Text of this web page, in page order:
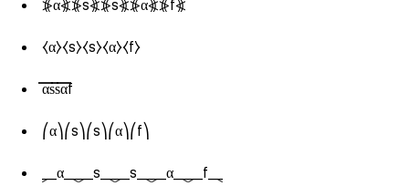
⦕α⦖⦕s⦖⦕s⦖⦕α⦖⦕f⦖
⧼α⧽⧼s⧽⧼s⧽⧼α⧽⧼f⧽
̿α̿s̿s̿α̿f
⎛α⎞⎛s⎞⎛s⎞⎛α⎞⎛f⎞
⸐α⸑⸐s⸑⸐s⸑⸐α⸑⸐f⸑